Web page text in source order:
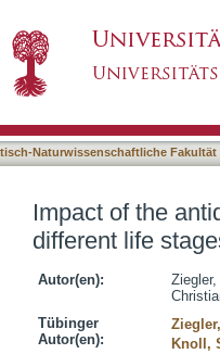
Naturwissenschaftliche Fakultät
Impact of the
different life
Autor(en):
Tübinger
Autor(en):
Knoll,